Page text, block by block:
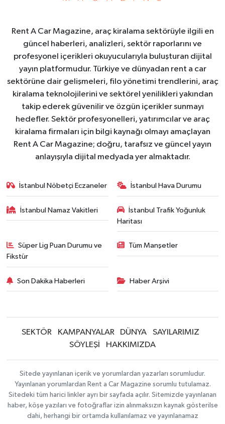
Rent A Car Magazine, araç kiralama sektörüyle ilgili en
güncel haberleri, analizleri, sektör raporlarını ve
profesyonel içerikleri okuyucularıyla buluşturan dijital
yayın platformudur. Türkiye ve dünyadan rent a car
sektörüne dair gelişmeleri, filo yönetimi trendlerini, araç
kiralama teknolojilerini ve sektörel yenilikleri yakından
takip ederek güvenilir ve özgün içerikler sunmayı
hedefler. Sektör profesyonelleri, yatırımcılar ve araç
kiralama firmaları için bilgi kaynağı olmayı amaçlayan
Rent A Car Magazine; doğru, tarafsız ve güncel yayın
anlayışıyla dijital medyada yer almaktadır.
İstanbul Nöbetçi Eczaneler İstanbul Hava Durumu
İstanbul Namaz Vakitleri
İstanbul Trafik Yoğunluk
Haritası
Süper Lig Puan Durumu ve
Fikstür
Tüm Manşetler
Son Dakika Haberleri Haber Arşivi
SEKTÖR KAMPANYALAR DÜNYA
SAYILARIMIZ
SÖYLEŞİ
HAKKIMIZDA
Sitede yayınlanan içerik ve yorumlardan yazarları sorumludur.
Yayınlanan yorumlardan Rent a Car Magazine sorumlu tutulamaz.
Sitedeki tüm harici linkler ayrı bir sayfada açılır. Sitemizde yayınlanan
haber, köşe yazıları ve fotoğraflar izin alınmaksızın kaynak gösterilse
dahi, herhangi bir ortamda kullanılamaz ve yayınlanamaz